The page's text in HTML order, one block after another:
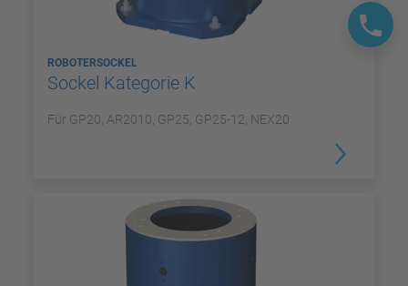
ROBOTERSOCKEL
Sockel Kategorie K
Für GP20, AR2010, GP25, GP25-12, NEX20